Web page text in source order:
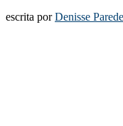
escrita porDenisse